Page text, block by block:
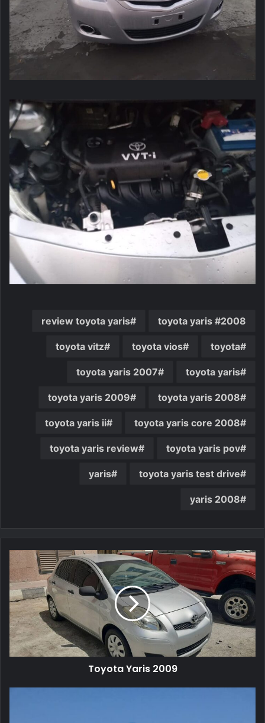
2008 toyota yaris
review toyota yaris
toyota
toyota vios
toyota vitz
toyota yaris
toyota yaris 2007
toyota yaris 2008
toyota yaris 2009
toyota yaris core 2008
toyota yaris ii
toyota yaris pov
toyota yaris review
toyota yaris test drive
yaris
yaris 2008
Toyota Yaris 2009